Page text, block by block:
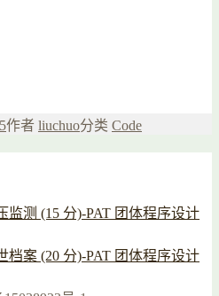
作者 liuchuo分类 Code
监测 (15 分)-PAT 团体程序设计
档案 (20 分)-PAT 团体程序设计